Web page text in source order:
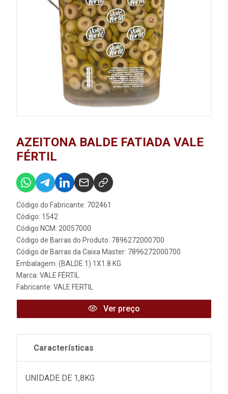
AZEITONA BALDE FATIADA VALE
FÉRTIL
Código do Fabricante: 702461
Código: 1542
Código NCM: 20057000
Código de Barras do Produto: 7896272000700
Código de Barras da Caixa Master: 7896272000700
Embalagem: (BALDE 1) 1X1.8 KG
Marca: VALE FÉRTIL
Fabricante: VALE FERTIL
Ver preço
Características
UNIDADE DE 1,8KG